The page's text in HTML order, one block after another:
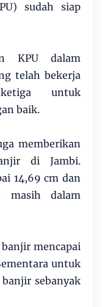
sudah siap
KPU dalam
telah bekerja
untuk
baik.
memberikan
di Jambi.
14,69 cm dan
masih dalam
mencapai
untuk
sebanyak